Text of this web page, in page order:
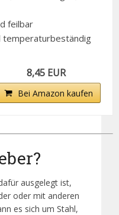
feilbar
temperaturbeständig
8,45 EUR
Bei Amazon kaufen
ausgelegt ist,
oder mit anderen
es sich um Stahl,